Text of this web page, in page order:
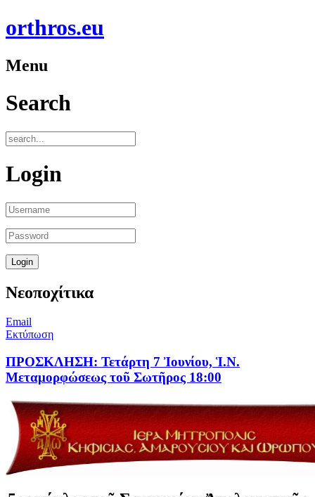
orthros.eu
Menu
Search
Login
Νεοποχίτικα
Email
Εκτύπωση
ΠΡΟΣΚΛΗΣΗ: Τετάρτη 7 Ἰουνίου, Ἱ.N.
Μεταμορφώσεως τοῦ Σωτῆρος 18:00